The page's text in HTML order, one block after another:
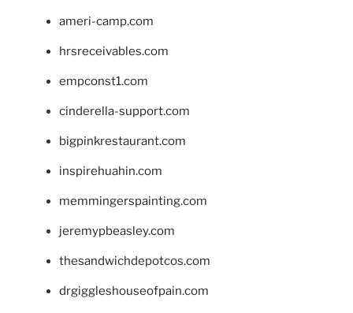
ameri-camp.com
hrsreceivables.com
empconst1.com
cinderella-support.com
bigpinkrestaurant.com
inspirehuahin.com
memmingerspainting.com
jeremypbeasley.com
thesandwichdepotcos.com
drgiggleshouseofpain.com